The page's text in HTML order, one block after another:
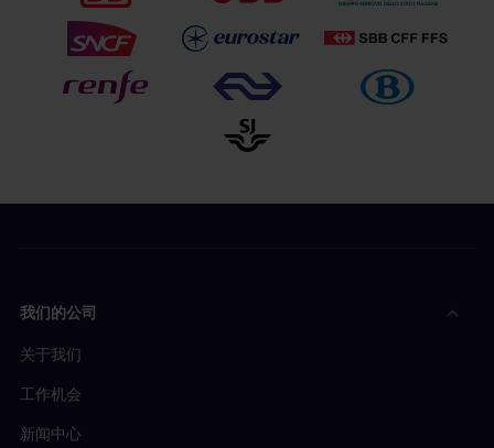
我们的公司
关于我们
工作机会
新闻中心